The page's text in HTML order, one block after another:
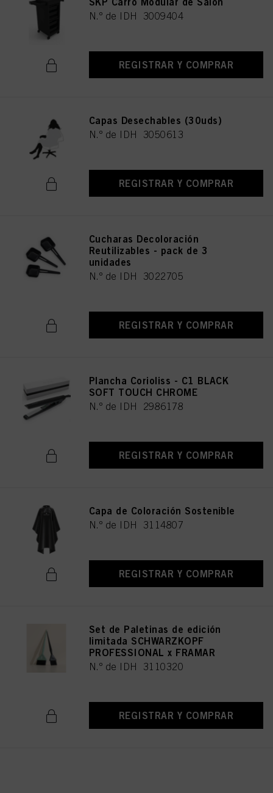
N.º de IDH 3009404
REGISTRAR Y COMPRAR
Capas Desechables (30uds)
N.º de IDH 3050613
REGISTRAR Y COMPRAR
Cucharas Decoloración
Reutilizables - pack de 3
unidades
N.º de IDH 3022705
REGISTRAR Y COMPRAR
Plancha Corioliss - C1 BLACK
SOFT TOUCH CHROME
N.º de IDH 2986178
REGISTRAR Y COMPRAR
Capa de Coloración Sostenible
N.º de IDH 3114807
REGISTRAR Y COMPRAR
Set de Paletinas de edición
limitada SCHWARZKOPF
PROFESSIONAL x FRAMAR
N.º de IDH 3110320
REGISTRAR Y COMPRAR